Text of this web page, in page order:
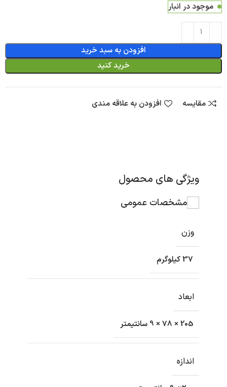
موجود در انبار
افزودن به سبد خرید
خرید کنید
مقایسه افزودن به علاقه مندی
ویژگی های محصول
مشخصات عمومی
وزن
37 کیلوگرم
ابعاد
205 × 78 × 9 سانتیمتر
اندازه